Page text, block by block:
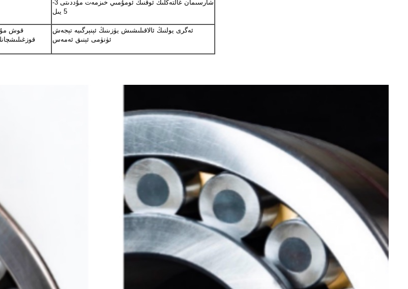
شارسىمان غالتەكلىك ئوقنىڭ ئومۇمىي خىزمەت مۇددىتى 3-
5 يىل
قوش
ئەگرى يولنىڭ ئالاقىلىشىش يۈزىنىڭ ئېنېرگىيە تېجەش
ئۈنۈمى ئېنىق ئەمەس